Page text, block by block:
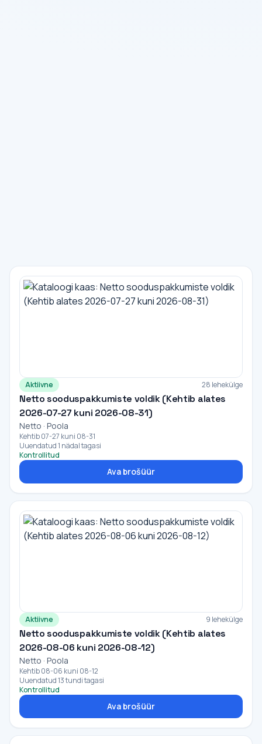
Aktiivne 28 lehekülge
Netto sooduspakkumiste voldik (Kehtib alates
2026-07-27 kuni 2026-08-31)
Netto · Poola
Kehtib 07-27 kuni 08-31
Uuendatud 1 nädal tagasi
Kontrollitud
Ava brošüür
Aktiivne 9 lehekülge
Netto sooduspakkumiste voldik (Kehtib alates
2026-08-06 kuni 2026-08-12)
Netto · Poola
Kehtib 08-06 kuni 08-12
Uuendatud 13 tundi tagasi
Kontrollitud
Ava brošüür